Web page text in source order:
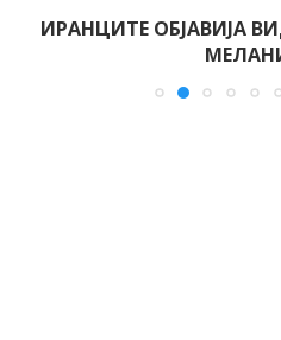
ИРАНЦИТЕ ОБЈАВИЈА